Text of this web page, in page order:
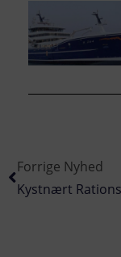
Forrige Nyhed